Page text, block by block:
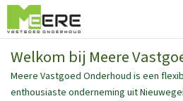
DIENSTEN
Welkom bij Meere
Meere Vastgoed Onderhoud is een
enthousiaste onderneming uit